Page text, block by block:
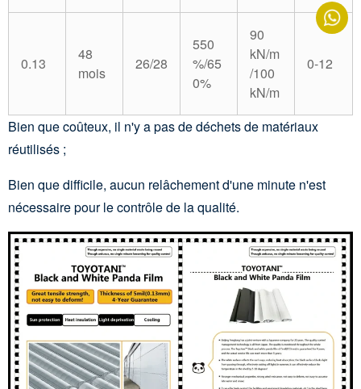
0.13
48
mois
26/28
550
%/65
0%
90
kN/m
/100
kN/m
0-12
Bien que coûteux, il n'y a pas de déchets de matériaux
réutilisés ;
Bien que difficile, aucun relâchement d'une minute n'est
nécessaire pour le contrôle de la qualité.